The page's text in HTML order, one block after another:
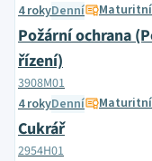
4 rokyDenní
Požární ochrana
řízení)
3908M01
4 rokyDenní
Cukrář
2954H01